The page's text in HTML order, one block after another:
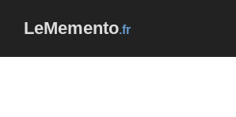
LeMemento.fr